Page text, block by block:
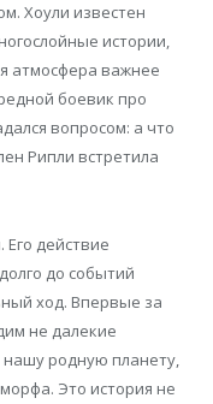
Хоули известен
истории,
атмосфера важнее
боевик про
вопросом: а что
Рипли встретила
действие
до событий
ход. Впервые за
не далекие
родную планету,
Это история не